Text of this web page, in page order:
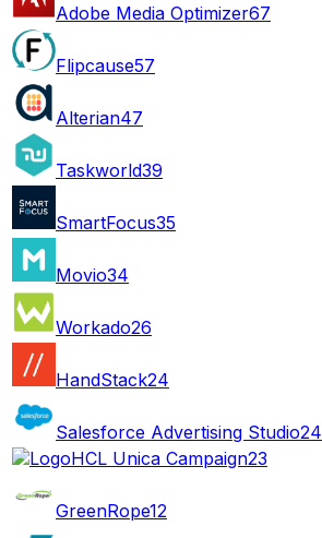
Adobe Media Optimizer67
Flipcause57
Alterian47
Taskworld39
SmartFocus35
Movio34
Workado26
HandStack24
Salesforce Advertising Studio24
HCL Unica Campaign23
GreenRope12